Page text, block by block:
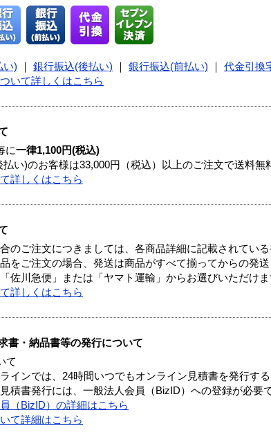
い) 銀行振込(後払い) 銀行振込(前払い) 代金引換
いて詳しくはこちら
に一律1,100円(税込)
い)のお客様は33,000円（税込）以上のご注文で送料無
詳しくはこちら
のご注文につきましては、各商品詳細に記載されてい
をご注文の場合、発送は商品がすべて揃ってからの発送
佐川急便」または「ヤマト運輸」からお選びいただけま
詳しくはこちら
書・納品書等の発行について
て
インでは、24時間いつでもオンライン見積書を発行する
積書発行には、一般法人会員（BizID）への登録が必要で
（BizID）の詳細はこちら
て詳細はこちら